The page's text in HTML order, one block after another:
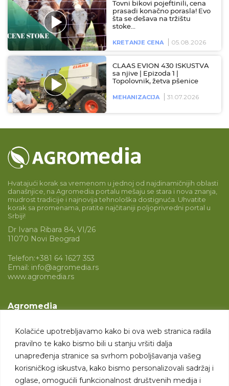
Kolačiće upotrebljavamo kako bi ova web stranica radila
pravilno te kako bismo bili u stanju vršiti dalja
unapređenja stranice sa svrhom poboljšavanja vašeg
korisničkog iskustva, kako bismo personalizovali sadržaj i
oglase, omogućili funkcionalnost društvenih medija i
Tovni bikovi pojeftinili, cena
prasadi konačno porasla! Evo
šta se dešava na tržištu
stoke…
KRETANJE CENA 05.08.2026
CLAAS EVION 430 ISKUSTVA
sa njive | Epizoda 1 |
Topolovnik, žetva pšenice
MEHANIZACIJA 31.07.2026
Hvatajući korak sa vremenom u jednoj od najdinamičnijih oblasti
današnjice, na Agromedia portalu mešaju se stara i nova znanja,
mudrost tradicije i najnovija tehnološka dostignuća. Uhvatite
korak sa promenama, pratite najčitaniji poljoprivredni portal u
Srbiji!
Dr Ivana Ribara 84, VI/26
11070 Novi Beograd
Telefon:+381 64 1627 353
Email: info@agromedia.rs
www.agromedia.rs
Agromedia
Svet poljoprivrede
Marketing usluge
Tražimo saradnike